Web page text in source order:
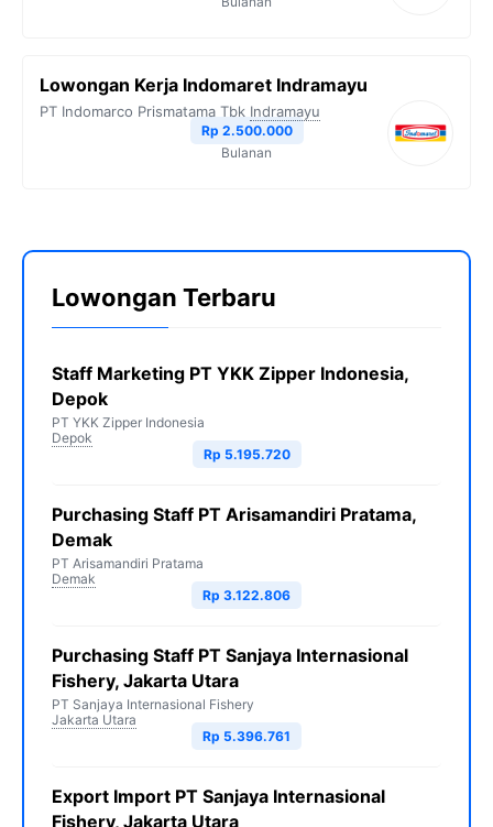
Lowongan Kerja Indomaret Indramayu
PT Indomarco Prismatama Tbk Indramayu
Rp 2.500.000
Bulanan
Lowongan Terbaru
Staff Marketing PT YKK Zipper Indonesia,
Depok
PT YKK Zipper Indonesia
Depok
Rp 5.195.720
Purchasing Staff PT Arisamandiri Pratama,
Demak
PT Arisamandiri Pratama
Demak
Rp 3.122.806
Purchasing Staff PT Sanjaya Internasional
Fishery, Jakarta Utara
PT Sanjaya Internasional Fishery
Jakarta Utara
Rp 5.396.761
Export Import PT Sanjaya Internasional
Fishery, Jakarta Utara